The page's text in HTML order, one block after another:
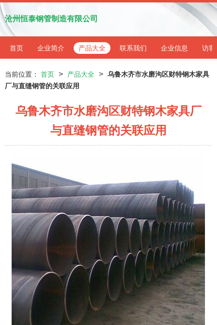
沧州恒泰钢管制造有限公司
首页 企业简介 产品大全 联系我们 企业信息 访客
当前位置： 首页 > 产品大全 > 乌鲁木齐市水磨沟区财特钢木家具
厂与直缝钢管的关联应用
乌鲁木齐市水磨沟区财特钢木家具厂
与直缝钢管的关联应用